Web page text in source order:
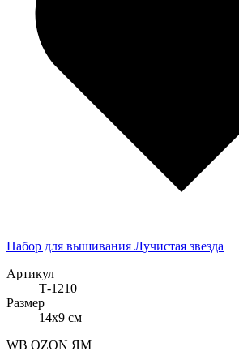
Набор для вышивания Лучистая звезда
Артикул
Т-1210
Размер
14x9 см
WB OZON ЯМ